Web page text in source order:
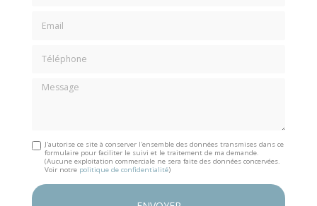
Message
J'autorise ce site à conserver l'ensemble des données transmises dans ce
formulaire pour faciliter le suivi et le traitement de ma demande.
(Aucune exploitation commerciale ne sera faite des données concervées.
Voir notre politique de confidentialité)